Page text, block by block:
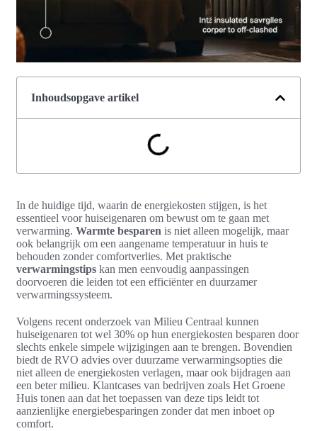
Inhoudsopgave artikel
In de huidige tijd, waarin de energiekosten stijgen, is het
essentieel voor huiseigenaren om bewust om te gaan met
verwarming. Warmte besparen is niet alleen mogelijk, maar
ook belangrijk om een aangename temperatuur in huis te
behouden zonder comfortverlies. Met praktische
verwarmingstips kan men eenvoudig aanpassingen
doorvoeren die leiden tot een efficiënter en duurzamer
verwarmingssysteem.
Volgens recent onderzoek van Milieu Centraal kunnen
huiseigenaren tot wel 30% op hun energiekosten besparen door
slechts enkele simpele wijzigingen aan te brengen. Bovendien
biedt de RVO advies over duurzame verwarmingsopties die
niet alleen de energiekosten verlagen, maar ook bijdragen aan
een beter milieu. Klantcases van bedrijven zoals Het Groene
Huis tonen aan dat het toepassen van deze tips leidt tot
aanzienlijke energiebesparingen zonder dat men inboet op
comfort.